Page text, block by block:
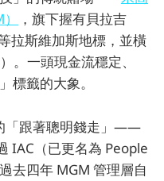
，旗下握有貝拉吉
拉斯維加斯地標，並橫
。一頭現金流穩定、
標籤的大象。
「跟著聰明錢走」——
IAC（已更名為 People
去四年 MGM 管理層自